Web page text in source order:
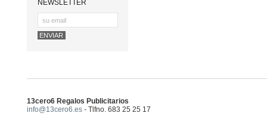
NEWSLETTER
13cero6 Regalos Publicitarios
info@13cero6.es - Tlfno. 683 25 25 17